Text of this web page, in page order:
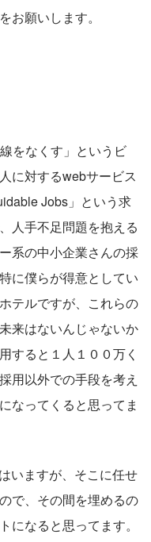
お願いします。
をなくす」というビ
に対するwebサービス
Jobs」という求
人手不足問題を抱える
系の中小企業さんの採
に僕らが得意としてい
テルですが、これらの
来はないんじゃないか
すると１人１００万く
用以外での手段を考え
なってくると思ってま
いますが、そこに任せ
で、その間を埋めるの
になると思ってます。